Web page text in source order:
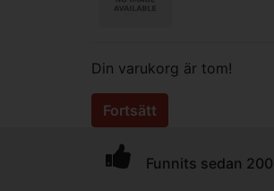
Din varukorg är tom!
Fortsätt
Funnits sedan